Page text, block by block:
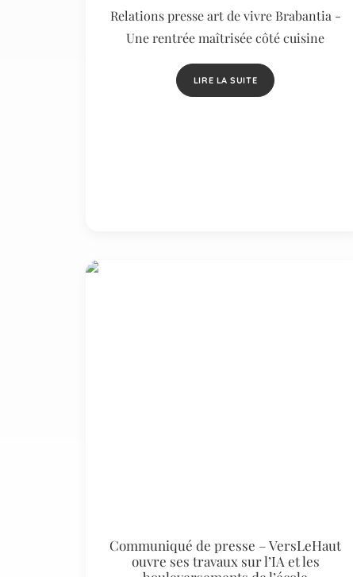
Relations presse art de vivre Brabantia -
Une rentrée maîtrisée côté cuisine
LIRE LA SUITE
Communiqué de presse – VersLeHaut
ouvre ses travaux sur l’IA et les